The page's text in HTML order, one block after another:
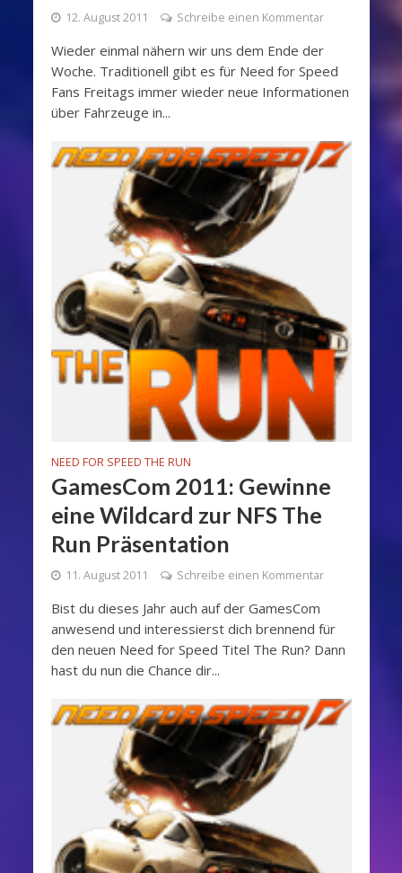
12. August 2011 Schreibe einen Kommentar
Wieder einmal nähern wir uns dem Ende der
Woche. Traditionell gibt es für Need for Speed
Fans Freitags immer wieder neue Informationen
über Fahrzeuge in...
NEED FOR SPEED THE RUN
GamesCom 2011: Gewinne
eine Wildcard zur NFS The
Run Präsentation
11. August 2011 Schreibe einen Kommentar
Bist du dieses Jahr auch auf der GamesCom
anwesend und interessierst dich brennend für
den neuen Need for Speed Titel The Run? Dann
hast du nun die Chance dir...